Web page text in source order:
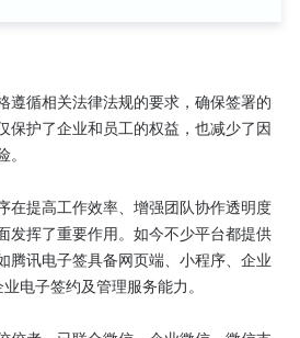
遵循相关法律法规的要求，确保签署的
保护了企业和员工的权益，也减少了因
在提高工作效率、增强团队协作透明度
发挥了重要作用。如今不少平台都提供
腾讯电子签具备网页端、小程序、企业
电子签约及管理服务能力。